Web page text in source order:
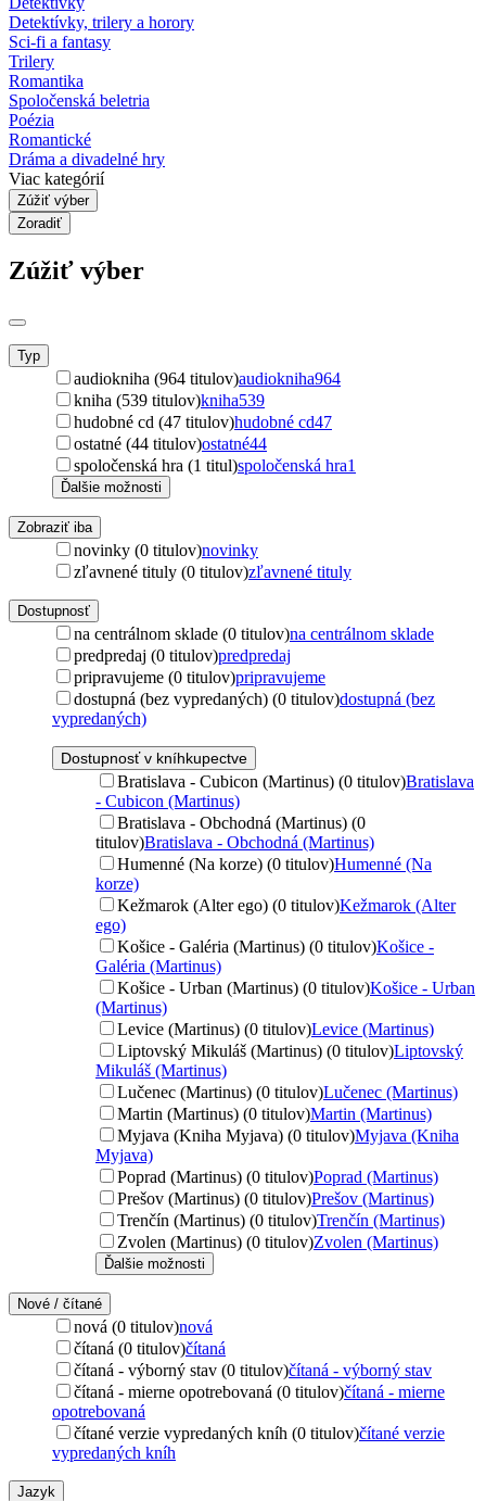
Detektívky, trilery a horory
Sci-fi a fantasy
Trilery
Romantika
Spoločenská beletria
Poézia
Romantické
Dráma a divadelné hry
Viac kategórií
Zúžiť výber
Zoradiť
Zúžiť výber
Typ
audiokniha (964 titulov)audiokniha964
kniha (539 titulov)kniha539
hudobné cd (47 titulov)hudobné cd47
ostatné (44 titulov)ostatné44
spoločenská hra (1 titul)spoločenská hra1
Ďalšie možnosti
Zobraziť iba
novinky (0 titulov)novinky
zľavnené tituly (0 titulov)zľavnené tituly
Dostupnosť
na centrálnom sklade (0 titulov)na centrálnom sklade
predpredaj (0 titulov)predpredaj
pripravujeme (0 titulov)pripravujeme
dostupná (bez vypredaných) (0 titulov)dostupná (bez
vypredaných)
Dostupnosť v kníhkupectve
Bratislava - Cubicon (Martinus) (0 titulov)Bratislava
- Cubicon (Martinus)
Bratislava - Obchodná (Martinus) (0
titulov)Bratislava - Obchodná (Martinus)
Humenné (Na korze) (0 titulov)Humenné (Na
korze)
Kežmarok (Alter ego) (0 titulov)Kežmarok (Alter
ego)
Košice - Galéria (Martinus) (0 titulov)Košice -
Galéria (Martinus)
Košice - Urban (Martinus) (0 titulov)Košice - Urban
(Martinus)
Levice (Martinus) (0 titulov)Levice (Martinus)
Liptovský Mikuláš (Martinus) (0 titulov)Liptovský
Mikuláš (Martinus)
Lučenec (Martinus) (0 titulov)Lučenec (Martinus)
Martin (Martinus) (0 titulov)Martin (Martinus)
Myjava (Kniha Myjava) (0 titulov)Myjava (Kniha
Myjava)
Poprad (Martinus) (0 titulov)Poprad (Martinus)
Prešov (Martinus) (0 titulov)Prešov (Martinus)
Trenčín (Martinus) (0 titulov)Trenčín (Martinus)
Zvolen (Martinus) (0 titulov)Zvolen (Martinus)
Ďalšie možnosti
Nové / čítané
nová (0 titulov)nová
čítaná (0 titulov)čítaná
čítaná - výborný stav (0 titulov)čítaná - výborný stav
čítaná - mierne opotrebovaná (0 titulov)čítaná - mierne
opotrebovaná
čítané verzie vypredaných kníh (0 titulov)čítané verzie
vypredaných kníh
Jazyk